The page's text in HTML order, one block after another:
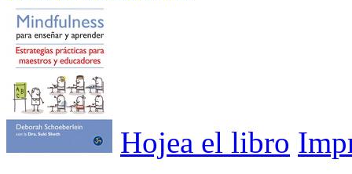
Hojea el libro